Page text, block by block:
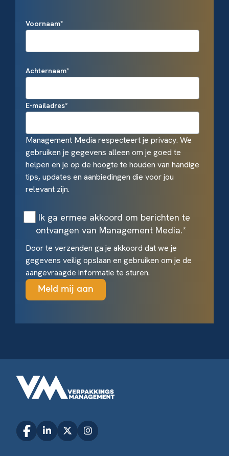
Voornaam*
Achternaam*
E-mailadres*
Management Media respecteert je privacy. We
gebruiken je gegevens alleen om je goed te
helpen en je op de hoogte te houden van handige
tips, updates en aanbiedingen die voor jou
relevant zijn.
Ik ga ermee akkoord om berichten te
ontvangen van Management Media.*
Door te verzenden ga je akkoord dat we je
gegevens veilig opslaan en gebruiken om je de
aangevraagde informatie te sturen.